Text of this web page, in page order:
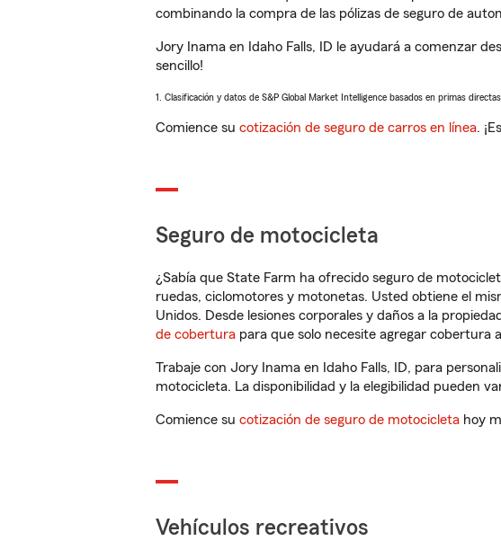
combinando la compra de las pólizas de seguro de
Jory Inama en Idaho Falls, ID le ayudará a comenzar
sencillo!
1. Clasificación y datos de S&P Global Market Intelligence basados en primas
Comience su cotización de seguro de carros en línea.
Seguro de motocicleta
¿Sabía que State Farm ha ofrecido seguro de
ruedas, ciclomotores y motonetas. Usted obtiene el
Unidos. Desde lesiones corporales y daños a la
de cobertura para que solo necesite agregar cobertura
Trabaje con Jory Inama en Idaho Falls, ID, para
motocicleta. La disponibilidad y la elegibilidad pueden
Comience su cotización de seguro de motocicleta hoy
Vehículos recreativos